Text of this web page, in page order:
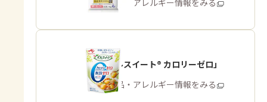
商品・アレルギー情報をみる
「パルスイート® カロリーゼロ」
商品・アレルギー情報をみる